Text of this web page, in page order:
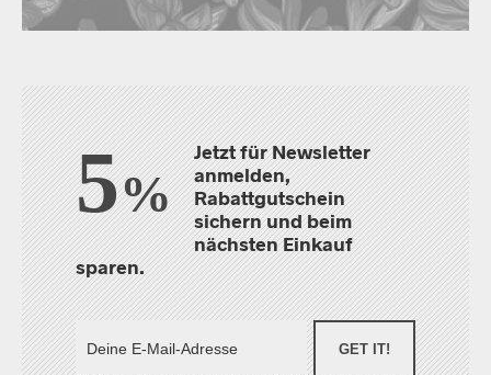
5%
Jetzt für Newsletter
anmelden,
Rabattgutschein
sichern und beim
nächsten Einkauf
sparen.
GET IT!